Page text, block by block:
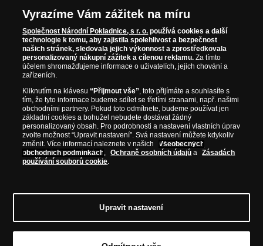
NAVŠTIVTE ZAJÍMAVÉ PRODUKTY NA
WWW.NARODNIPOKLADNICE.CZ
Prosím informujte mě, jakmile bude produkt opět skladem.
NAŠE ZÁRUKY
Bezpečný nákup
Certifikát SSL
Komfortní doručení
Vyrazíme Vám zážitek na míru
Společnost Národní Pokladnice, s r. o. používá cookies a další
technologie k tomu, aby zajistila spolehlivost a bezpečnost
našich stránek, sledovala jejich výkonnost a zprostředkovala
personalizovaný nákupní zážitek a cílenou reklamu. Za tímto
účelem shromažďujeme informace o uživatelích, jejich chování a
zařízeních.
Kliknutím na klávesu“Přijmout vše”, toto přijímáte a souhlasíte s
tím, že tyto informace budeme sdílet se třetími stranami, např. našimi
obchodními partnery. Pokud toto odmítnete, budeme používat jen
základní cookies a bohužel nebudete dostávat žádný
personalizovaný obsah. Pro podrobnosti a nastavení vlastních úprav
zvolte možnost “Upravit nastavení”. Svá nastavení můžete kdykoliv
změnit. Více informací naleznete v našich
Všeobecných
obchodních podmínkách , Ochraně osobních údajů a
Zásadách
používání souborů cookie.
Upravit nastavení